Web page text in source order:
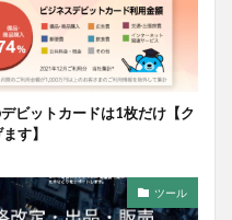
ビットカードは1枚だけ【ク
す】
ツール